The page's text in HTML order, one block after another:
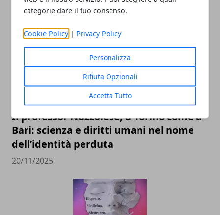
categorie dare il tuo consenso.
Cookie Policy | Privacy Policy
Personalizza
Rifiuta Opzionali
Accetta Tutto
ARTICOLI CORRELATI
Il professor Nuzzolese, a Torino come a
Bari: scienza e diritti umani nel nome
dell’identità perduta
20/11/2025